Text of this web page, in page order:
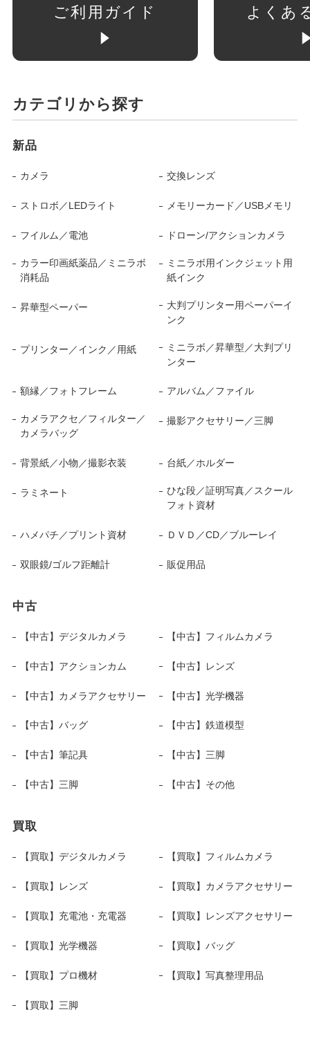
ご利用ガイド よくあ
カテゴリから探す
新品
カメラ 交換レンズ
ストロボ／LEDライト メモリーカード／USBメモリ
フイルム／電池 ドローン/アクションカメラ
カラー印画紙薬品／ミニラボ
消耗品
ミニラボ用インクジェット用
紙インク
昇華型ペーパー
大判プリンター用ペーパーイ
ンク
プリンター／インク／用紙
ミニラボ／昇華型／大判プリ
ンター
額縁／フォトフレーム アルバム／ファイル
カメラアクセ／フィルター／
カメラバッグ
撮影アクセサリー／三脚
背景紙／小物／撮影衣装 台紙／ホルダー
ラミネート
ひな段／証明写真／スクール
フォト資材
ハメパチ／プリント資材 ＤＶＤ／CD／ブルーレイ
双眼鏡/ゴルフ距離計 販促用品
中古
【中古】デジタルカメラ 【中古】フィルムカメラ
【中古】アクションカム 【中古】レンズ
【中古】カメラアクセサリー 【中古】光学機器
【中古】バッグ 【中古】鉄道模型
【中古】筆記具 【中古】三脚
【中古】三脚 【中古】その他
買取
【買取】デジタルカメラ 【買取】フィルムカメラ
【買取】レンズ 【買取】カメラアクセサリー
【買取】充電池・充電器 【買取】レンズアクセサリー
【買取】光学機器 【買取】バッグ
【買取】プロ機材 【買取】写真整理用品
【買取】三脚